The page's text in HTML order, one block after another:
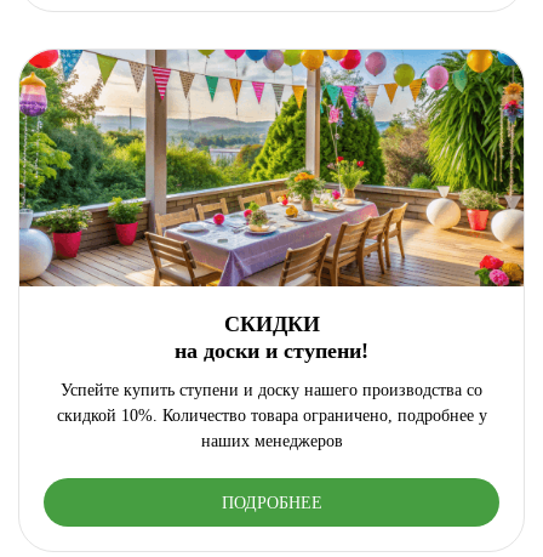
СКИДКИ
на доски и ступени!
Успейте купить ступени и доску нашего производства со
скидкой 10%. Количество товара ограничено, подробнее у
наших менеджеров
ПОДРОБНЕЕ